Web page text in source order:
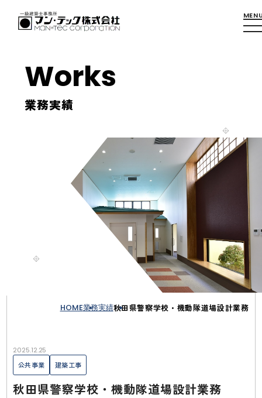
Works
業務実績
HOME業務実績秋田県警察学校・機動隊道場設計業務
2025.12.25
公共事業
建築工事
秋田県警察学校・機動隊道場設計業務